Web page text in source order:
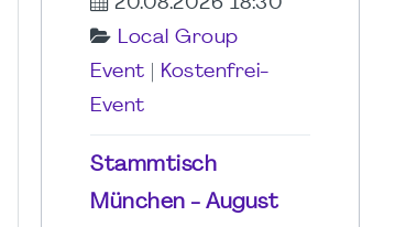
20.08.2026 18:30
Local Group
Event
Kostenfrei-
Event
Stammtisch
München - August